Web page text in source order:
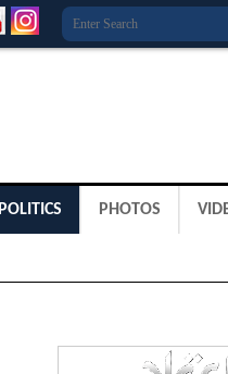
POLITICS PHOTOS